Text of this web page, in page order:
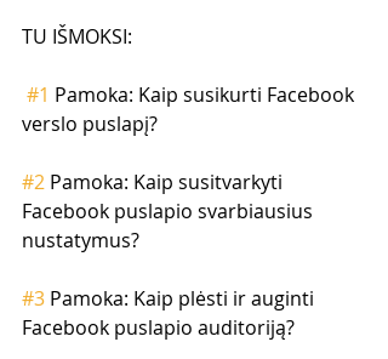
TU IŠMOKSI:
#1 Pamoka: Kaip susikurti Facebook
verslo puslapį?
#2 Pamoka: Kaip susitvarkyti
Facebook puslapio svarbiausius
nustatymus?
#3 Pamoka: Kaip plėsti ir auginti
Facebook puslapio auditoriją?